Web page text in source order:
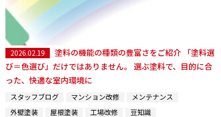
2026.02.19
塗料の機能の種類の豊富さをご紹介 「塗料選
び＝色選び」だけではありません。 選ぶ塗料で、目的に合
った、快適な室内環境に
スタッフブログ マンション改修
メンテナンス
外壁塗装
屋根塗装 工場改修 豆知識